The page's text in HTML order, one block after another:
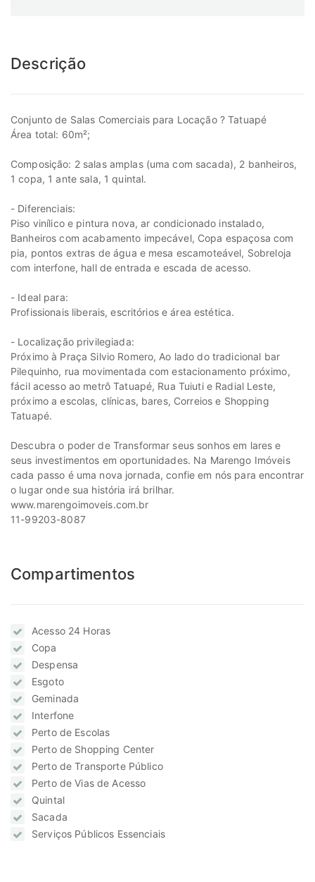
Descrição
Conjunto de Salas Comerciais para Locação ? Tatuapé
Área total: 60m²;
Composição: 2 salas amplas (uma com sacada), 2 banheiros,
1 copa, 1 ante sala, 1 quintal.
- Diferenciais:
Piso vinílico e pintura nova, ar condicionado instalado,
Banheiros com acabamento impecável, Copa espaçosa com
pia, pontos extras de água e mesa escamoteável, Sobreloja
com interfone, hall de entrada e escada de acesso.
- Ideal para:
Profissionais liberais, escritórios e área estética.
- Localização privilegiada:
Próximo à Praça Silvio Romero, Ao lado do tradicional bar
Pilequinho, rua movimentada com estacionamento próximo,
fácil acesso ao metrô Tatuapé, Rua Tuiuti e Radial Leste,
próximo a escolas, clínicas, bares, Correios e Shopping
Tatuapé.
Descubra o poder de Transformar seus sonhos em lares e
seus investimentos em oportunidades. Na Marengo Imóveis
cada passo é uma nova jornada, confie em nós para encontrar
o lugar onde sua história irá brilhar.
www.marengoimoveis.com.br
11-99203-8087
Compartimentos
Acesso 24 Horas
Copa
Despensa
Esgoto
Geminada
Interfone
Perto de Escolas
Perto de Shopping Center
Perto de Transporte Público
Perto de Vias de Acesso
Quintal
Sacada
Serviços Públicos Essenciais